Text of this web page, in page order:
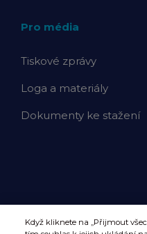
Pro média
Tiskové zprávy
Loga a materiály
Dokumenty ke stažení
Když kliknete na „Přijmout